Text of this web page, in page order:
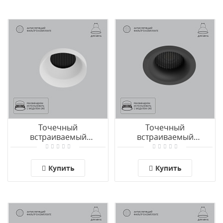
Точечный
встраиваемый
светильник Arte Lamp
Купить
Точечный
встраиваемый
светильник Arte Lamp
Купить